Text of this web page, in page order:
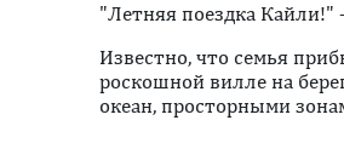
"Летняя поездка
Известно, что семья
роскошной вилле на
океан, просторными